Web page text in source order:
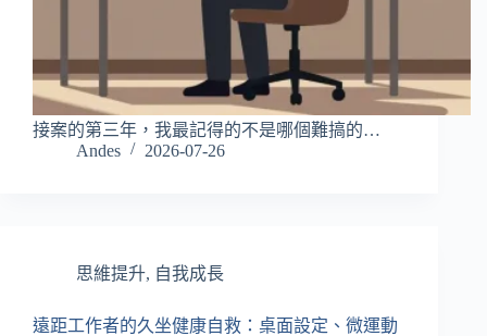
接案的第三年，我最記得的不是哪個難搞的…
Andes
2026-07-26
思維提升, 自我成長
遠距工作者的久坐健康自救：桌面設定、微運動